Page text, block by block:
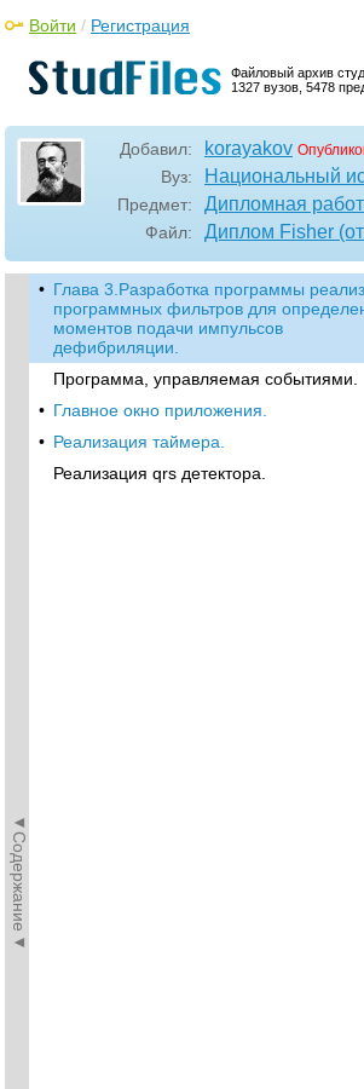
Файловый архив
1327 вузов, 5478
Войти / Регистрация
Добавил: korayakov
Вуз: Национальный
Предмет: Дипломная
Файл: Диплом Fisher
◄Содержание◄
• Глава 3.Разработка программы
программных фильтров для
моментов подачи импульсов
дефибриляции.
Программа, управляемая событиями.
• Главное окно приложения.
• Реализация таймера.
Реализация qrs детектора.